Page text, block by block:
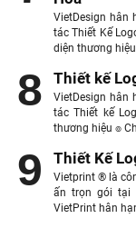
VietDesign hân
tác Thiết Kế
diện thương
Thiết kế
VietDesign hân
tác Thiết kế
thương hiệu ๏
Thiết Kế
Vietprint ® là
ấn trọn gói tại
VietPrint hân